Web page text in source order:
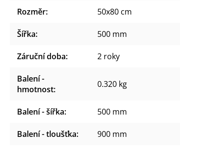
Rozměr: 50x80 cm
Šířka: 500 mm
Záruční doba: 2 roky
Balení -
hmotnost: 0.320 kg
Balení - šířka: 500 mm
Balení - tloušťka: 900 mm